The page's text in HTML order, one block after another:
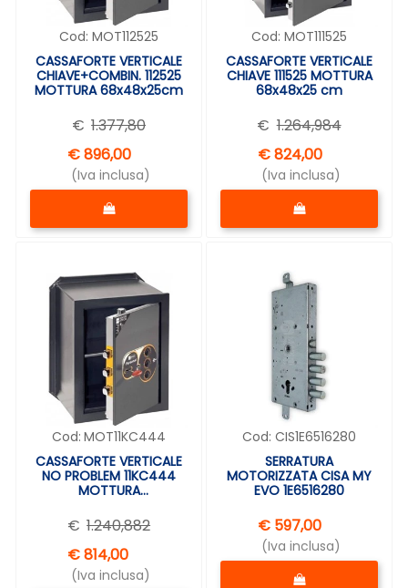
Cod: MOT112525
CASSAFORTE VERTICALE
CHIAVE+COMBIN. 112525
MOTTURA 68x48x25cm
€ 1.377,80
€ 896,00
(Iva inclusa)
Quantità
Cod: MOT111525
CASSAFORTE VERTICALE
CHIAVE 111525 MOTTURA
68x48x25 cm
€ 1.264,984
€ 824,00
(Iva inclusa)
Quantità
Cod: MOT11KC444
CASSAFORTE VERTICALE
NO PROBLEM 11KC444
MOTTURA
€ 1.240,882
€ 814,00
(Iva inclusa)
Cod: CIS1E6516280
SERRATURA
MOTORIZZATA CISA MY
EVO 1E6516280
€ 597,00
(Iva inclusa)
Quantità